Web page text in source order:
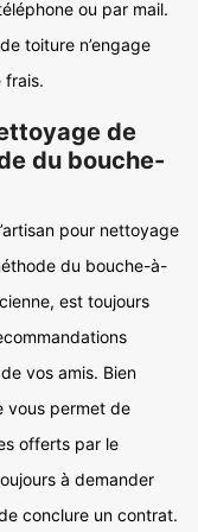
ou par mail.
toiture n’engage
frais.
de
du bouche-
pour nettoyage
du bouche-à-
est toujours
vos amis. Bien
vous permet de
offerts par le
à demander
conclure un contrat.